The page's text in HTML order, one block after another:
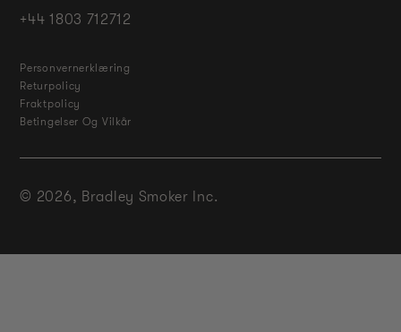
+44 1803 712712
Personvernerklæring
Returpolicy
Fraktpolicy
Betingelser Og Vilkår
© 2026, Bradley Smoker Inc.